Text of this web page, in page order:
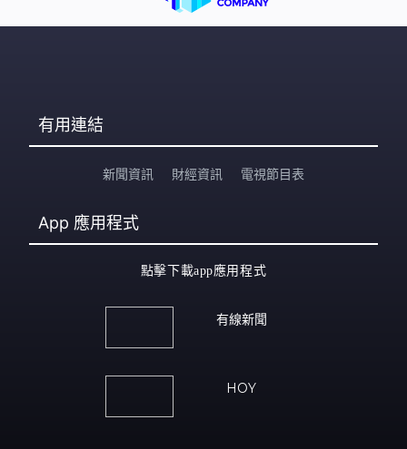
有用連結
新聞資訊 財經資訊 電視節目表
App 應用程式
點擊下載app應用程式
有線新聞
HOY